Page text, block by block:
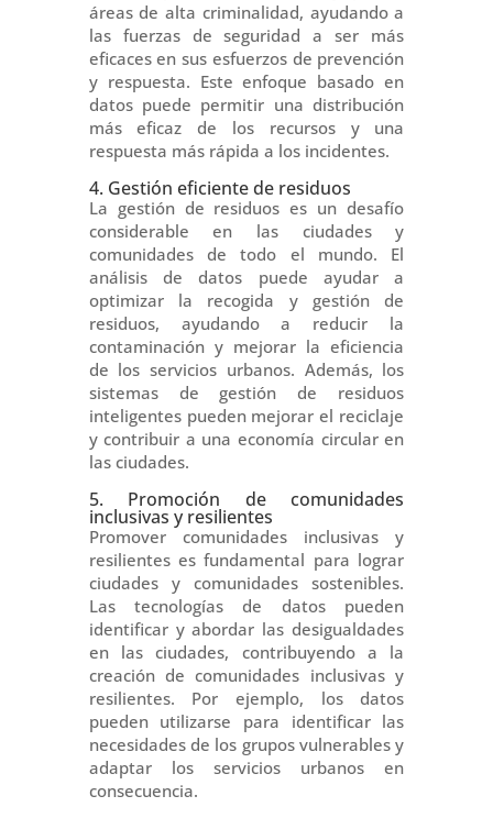
áreas de alta criminalidad, ayudando a
las fuerzas de seguridad a ser más
eficaces en sus esfuerzos de prevención
y respuesta. Este enfoque basado en
datos puede permitir una distribución
más eficaz de los recursos y una
respuesta más rápida a los incidentes.
4. Gestión eficiente de residuos
La gestión de residuos es un desafío
considerable en las ciudades y
comunidades de todo el mundo. El
análisis de datos puede ayudar a
optimizar la recogida y gestión de
residuos, ayudando a reducir la
contaminación y mejorar la eficiencia
de los servicios urbanos. Además, los
sistemas de gestión de residuos
inteligentes pueden mejorar el reciclaje
y contribuir a una economía circular en
las ciudades.
5. Promoción de comunidades
inclusivas y resilientes
Promover comunidades inclusivas y
resilientes es fundamental para lograr
ciudades y comunidades sostenibles.
Las tecnologías de datos pueden
identificar y abordar las desigualdades
en las ciudades, contribuyendo a la
creación de comunidades inclusivas y
resilientes. Por ejemplo, los datos
pueden utilizarse para identificar las
necesidades de los grupos vulnerables y
adaptar los servicios urbanos en
consecuencia.